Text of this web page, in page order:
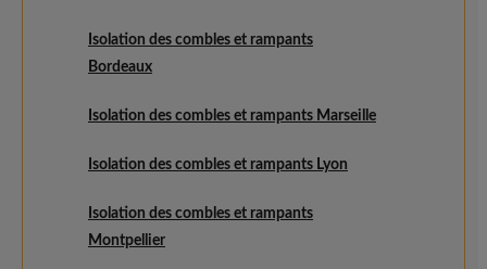
Isolation des combles et rampants
Bordeaux
Isolation des combles et rampants Marseille
Isolation des combles et rampants Lyon
Isolation des combles et rampants
Montpellier